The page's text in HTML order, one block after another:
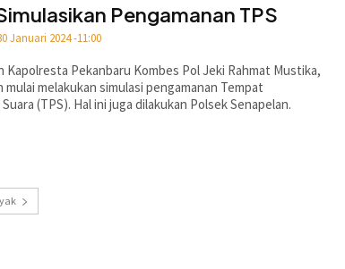
Pengamanan TPS
Januari 2024 -11:00
Kapolresta Pekanbaru Kombes Pol Jeki Rahmat Mustika,
mulai melakukan simulasi pengamanan Tempat
(TPS). Hal ini juga dilakukan Polsek Senapelan.